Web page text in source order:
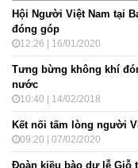
Hội Người Việt Nam tại
đóng góp
12:26 | 16/01/2020
Tưng bừng không khí
nước
10:40 | 14/02/2018
Kết nối tấm lòng người
09:20 | 07/02/2020
Đoàn kiều bào dự lễ Giỗ